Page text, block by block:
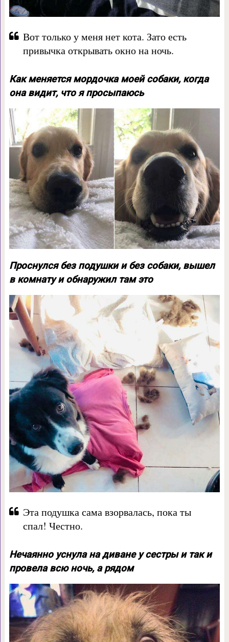
Вот только у меня нет кота. Зато есть
привычка открывать окно на ночь.
Как меняется мордочка моей собаки, когда
она видит, что я просыпаюсь
Проснулся без подушки и без собаки, вышел
в комнату и обнаружил там это
Эта подушка сама взорвалась, пока ты
спал! Честно.
Нечаянно уснула на диване у сестры и так и
провела всю ночь, а рядом